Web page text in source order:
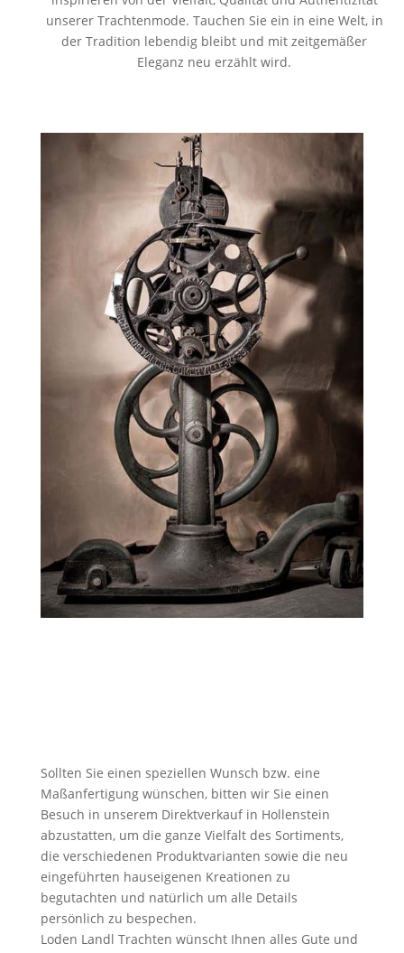
unserer Trachtenmode. Tauchen Sie ein in eine Welt, in
der Tradition lebendig bleibt und mit zeitgemäßer
Eleganz neu erzählt wird.
Sollten Sie einen speziellen Wunsch bzw. eine
Maßanfertigung wünschen, bitten wir Sie einen
Besuch in unserem Direktverkauf in Hollenstein
abzustatten, um die ganze Vielfalt des Sortiments,
die verschiedenen Produktvarianten sowie die neu
eingeführten hauseigenen Kreationen zu
begutachten und natürlich um alle Details
persönlich zu bespechen.
Loden Landl Trachten wünscht Ihnen alles Gute und